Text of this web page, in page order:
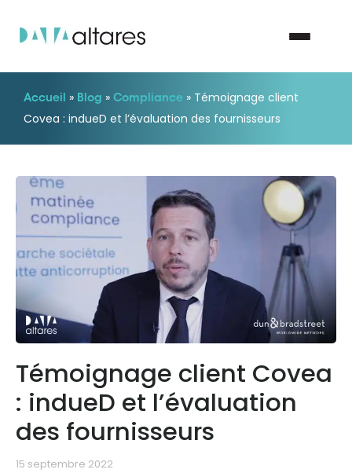
Nous contacter
Vos enjeux
Nos solutions
Nos data
Notre groupe
Ressources
Accueil » Blog » Compliance » Témoignage client
Covea : indueD et l’évaluation des fournisseurs
Témoignage client Covea
: indueD et l’évaluation
des fournisseurs
15 septembre 2022